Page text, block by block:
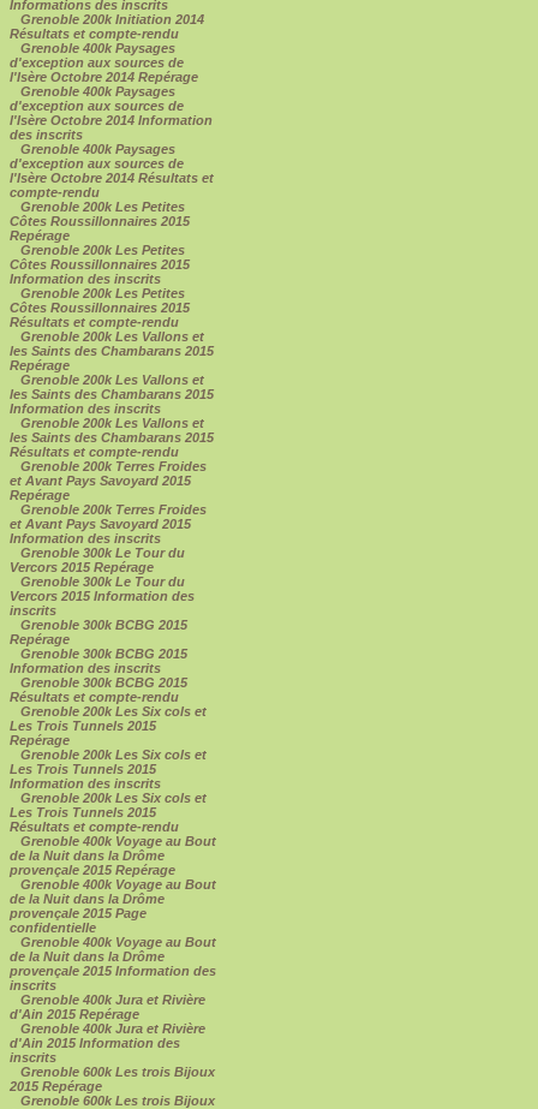
Informations des inscrits
Grenoble 200k Initiation 2014
Résultats et compte-rendu
Grenoble 400k Paysages
d'exception aux sources de
l'Isère Octobre 2014 Repérage
Grenoble 400k Paysages
d'exception aux sources de
l'Isère Octobre 2014 Information
des inscrits
Grenoble 400k Paysages
d'exception aux sources de
l'Isère Octobre 2014 Résultats et
compte-rendu
Grenoble 200k Les Petites
Côtes Roussillonnaires 2015
Repérage
Grenoble 200k Les Petites
Côtes Roussillonnaires 2015
Information des inscrits
Grenoble 200k Les Petites
Côtes Roussillonnaires 2015
Résultats et compte-rendu
Grenoble 200k Les Vallons et
les Saints des Chambarans 2015
Repérage
Grenoble 200k Les Vallons et
les Saints des Chambarans 2015
Information des inscrits
Grenoble 200k Les Vallons et
les Saints des Chambarans 2015
Résultats et compte-rendu
Grenoble 200k Terres Froides
et Avant Pays Savoyard 2015
Repérage
Grenoble 200k Terres Froides
et Avant Pays Savoyard 2015
Information des inscrits
Grenoble 300k Le Tour du
Vercors 2015 Repérage
Grenoble 300k Le Tour du
Vercors 2015 Information des
inscrits
Grenoble 300k BCBG 2015
Repérage
Grenoble 300k BCBG 2015
Information des inscrits
Grenoble 300k BCBG 2015
Résultats et compte-rendu
Grenoble 200k Les Six cols et
Les Trois Tunnels 2015
Repérage
Grenoble 200k Les Six cols et
Les Trois Tunnels 2015
Information des inscrits
Grenoble 200k Les Six cols et
Les Trois Tunnels 2015
Résultats et compte-rendu
Grenoble 400k Voyage au Bout
de la Nuit dans la Drôme
provençale 2015 Repérage
Grenoble 400k Voyage au Bout
de la Nuit dans la Drôme
provençale 2015 Page
confidentielle
Grenoble 400k Voyage au Bout
de la Nuit dans la Drôme
provençale 2015 Information des
inscrits
Grenoble 400k Jura et Rivière
d'Ain 2015 Repérage
Grenoble 400k Jura et Rivière
d'Ain 2015 Information des
inscrits
Grenoble 600k Les trois Bijoux
2015 Repérage
Grenoble 600k Les trois Bijoux